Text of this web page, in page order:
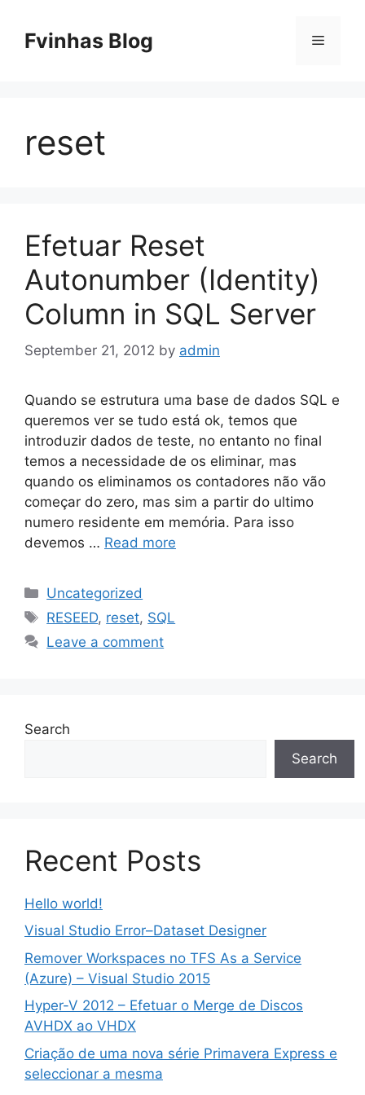
contentFvinhas Blog Menu
reset
Efetuar Reset
Autonumber (Identity)
Column in SQL Server
September 21, 2012 by admin
Quando se estrutura uma base de dados SQL e
queremos ver se tudo está ok, temos que
introduzir dados de teste, no entanto no final
temos a necessidade de os eliminar, mas
quando os eliminamos os contadores não vão
começar do zero, mas sim a partir do ultimo
numero residente em memória. Para isso
devemos … Read more
Categories
Uncategorized
Tags
RESEED, reset, SQL
Leave a comment
Search
Search
Recent Posts
Hello world!
Visual Studio Error–Dataset Designer
Remover Workspaces no TFS As a Service
(Azure) – Visual Studio 2015
Hyper-V 2012 – Efetuar o Merge de Discos
AVHDX ao VHDX
Criação de uma nova série Primavera Express e
seleccionar a mesma